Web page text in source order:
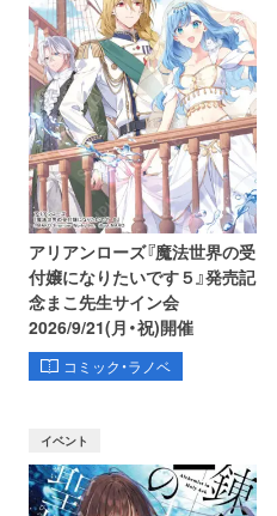
アリアンローズ『魔法世界の受
付嬢になりたいです５』発売記
念まこ先生サイン会
2026/9/21(月・祝)開催
コミック・ラノベ
イベント